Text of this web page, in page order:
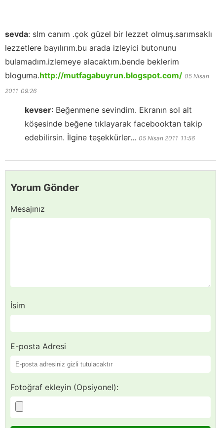
sevda: slm canım .çok güzel bir lezzet olmuş.sarımsaklı
lezzetlere bayılırım.bu arada izleyici butonunu
bulamadım.izlemeye alacaktım.bende beklerim
bloguma.http://mutfagabuyrun.blogspot.com/ 05 Nisan
2011 09:26
kevser: Beğenmene sevindim. Ekranın sol alt
köşesinde beğene tıklayarak facebooktan takip
edebilirsin. İlgine teşekkürler... 05 Nisan 2011 11:56
Yorum Gönder
Mesajınız
İsim
E-posta Adresi
Fotoğraf ekleyin (Opsiyonel):